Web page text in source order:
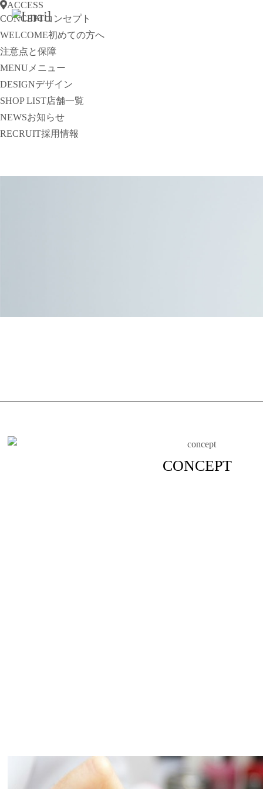
ACCESS
CONCEPTコンセプト
WELCOME初めての方へ
注意点と保障
MENU メニュー
DESIGNデザイン
SHOP LIST店舗一覧
NEWSお知らせ
RECRUIT採用情報
CONCEPT